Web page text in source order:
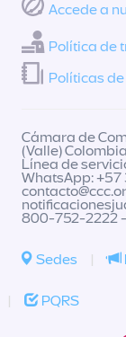
Accede a
Política de
Políticas
Cámara de
(Valle)
Línea de
WhatsApp: +57
800-752-2222
Sedes |
| PQRS